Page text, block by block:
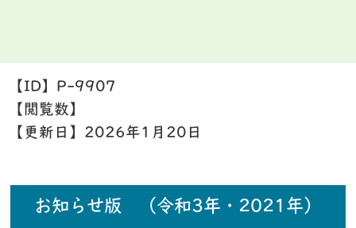
【ID】 P-9907
【閲覧数】
【更新日】 2026年1月20日
お知らせ版 （令和3年・2021年）